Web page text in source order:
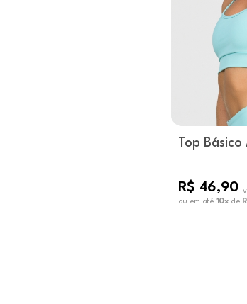
Top
R$ 46,90
ou em até 10x de